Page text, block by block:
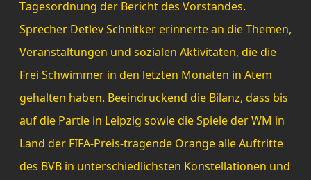
Tagesordnung der Bericht des Vorstandes.
Sprecher Detlev Schnitker erinnerte an die Themen,
Veranstaltungen und sozialen Aktivitäten, die die
Frei Schwimmer in den letzten Monaten in Atem
gehalten haben. Beeindruckend die Bilanz, dass bis
auf die Partie in Leipzig sowie die Spiele der WM in
Land der FIFA-Preis-tragende Orange alle Auftritte
des BVB in unterschiedlichsten Konstellationen und